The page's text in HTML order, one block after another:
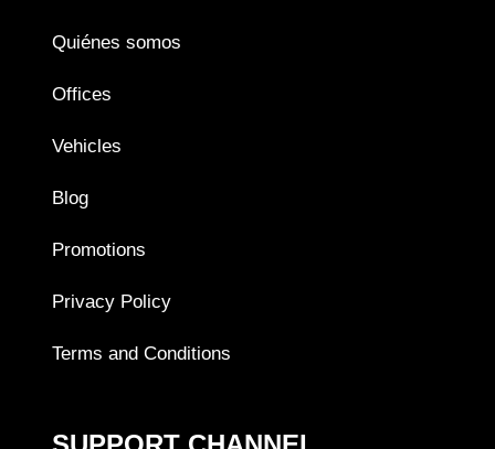
Quiénes somos
Offices
Vehicles
Blog
Promotions
Privacy Policy
Terms and Conditions